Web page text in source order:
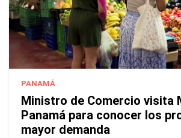
PANAMÁ
Ministro de Comercio visita
Panamá para conocer los
mayor demanda